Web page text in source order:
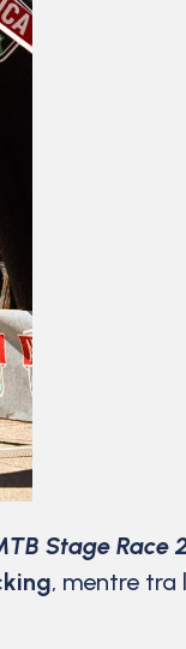
Stage Race
, mentre tra